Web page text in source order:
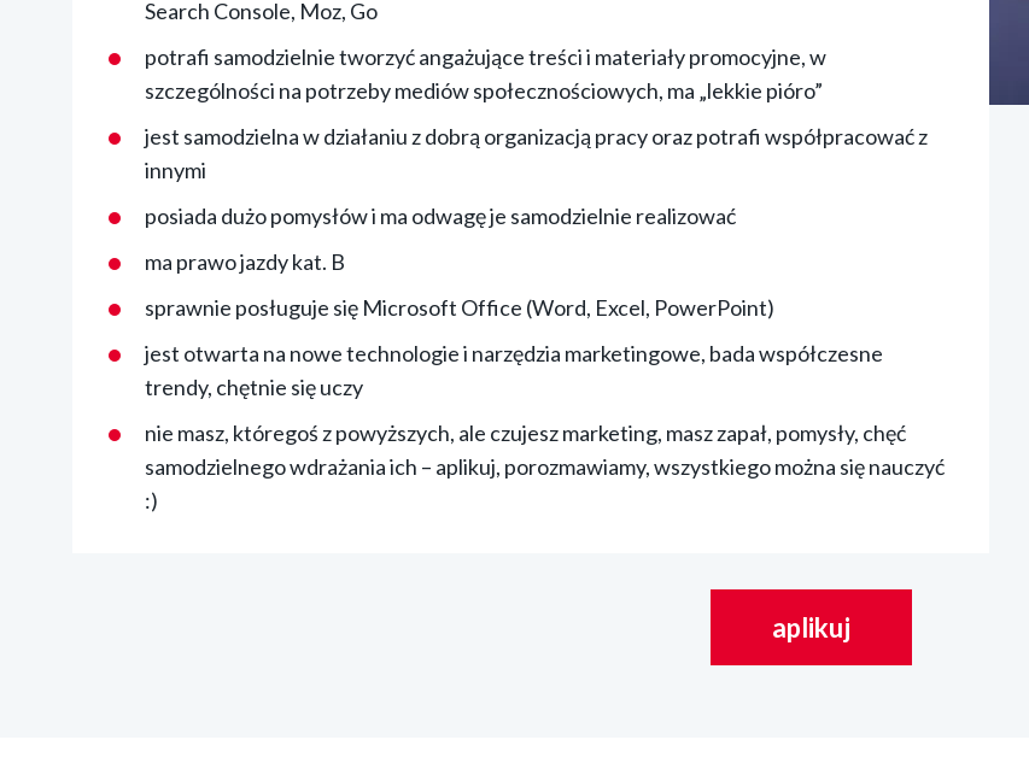
Search Console, Moz, Go
potrafi samodzielnie tworzyć angażujące treści i materiały promocyjne, w
szczególności na potrzeby mediów społecznościowych, ma „lekkie pióro”
jest samodzielna w działaniu z dobrą organizacją pracy oraz potrafi współpracować z
innymi
posiada dużo pomysłów i ma odwagę je samodzielnie realizować
ma prawo jazdy kat. B
sprawnie posługuje się Microsoft Office (Word, Excel, PowerPoint)
jest otwarta na nowe technologie i narzędzia marketingowe, bada współczesne
trendy, chętnie się uczy
nie masz, któregoś z powyższych, ale czujesz marketing, masz zapał, pomysły, chęć
samodzielnego wdrażania ich – aplikuj, porozmawiamy, wszystkiego można się nauczyć
:)
aplikuj